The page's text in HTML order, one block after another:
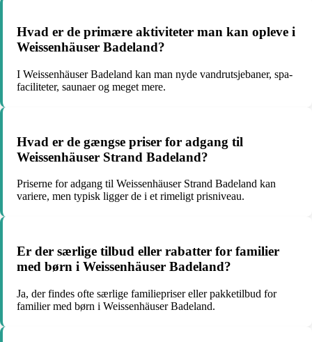
Hvad er de primære aktiviteter man kan opleve i
Weissenhäuser Badeland?
I Weissenhäuser Badeland kan man nyde vandrutsjebaner, spa-
faciliteter, saunaer og meget mere.
Hvad er de gængse priser for adgang til
Weissenhäuser Strand Badeland?
Priserne for adgang til Weissenhäuser Strand Badeland kan
variere, men typisk ligger de i et rimeligt prisniveau.
Er der særlige tilbud eller rabatter for familier
med børn i Weissenhäuser Badeland?
Ja, der findes ofte særlige familiepriser eller pakketilbud for
familier med børn i Weissenhäuser Badeland.